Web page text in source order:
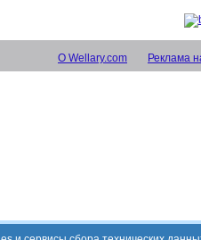
О Wellary.com Реклама